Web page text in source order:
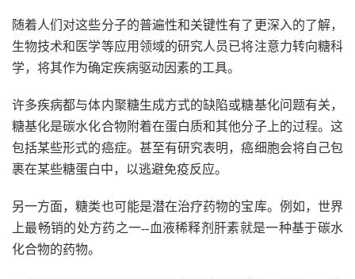
随着人们对这些分子的普遍性和关键性有了更深入的了解，
生物技术和医学等应用领域的研究人员已将注意力转向糖科
学，将其作为确定疾病驱动因素的工具。
许多疾病都与体内聚糖生成方式的缺陷或糖基化问题有关，
糖基化是碳水化合物附着在蛋白质和其他分子上的过程。这
包括某些形式的癌症。甚至有研究表明，癌细胞会将自己包
裹在某些糖蛋白中，以逃避免疫反应。
另一方面，糖类也可能是潜在治疗药物的宝库。例如，世界
上最畅销的处方药之一--血液稀释剂肝素就是一种基于碳水
化合物的药物。